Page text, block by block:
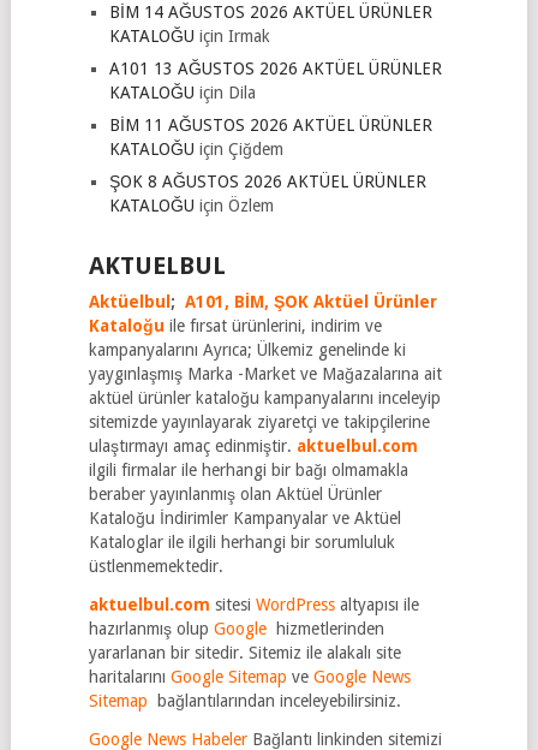
BİM 14 AĞUSTOS 2026 AKTÜEL ÜRÜNLER
KATALOĞU için Irmak
A101 13 AĞUSTOS 2026 AKTÜEL ÜRÜNLER
KATALOĞU için Dila
BİM 11 AĞUSTOS 2026 AKTÜEL ÜRÜNLER
KATALOĞU için Çiğdem
ŞOK 8 AĞUSTOS 2026 AKTÜEL ÜRÜNLER
KATALOĞU için Özlem
AKTUELBUL
Aktüelbul ; A101, BİM, ŞOK Aktüel Ürünler
Kataloğu ile fırsat ürünlerini, indirim ve
kampanyalarını Ayrıca; Ülkemiz genelinde ki
yaygınlaşmış Marka -Market ve Mağazalarına ait
aktüel ürünler kataloğu kampanyalarını inceleyip
sitemizde yayınlayarak ziyaretçi ve takipçilerine
ulaştırmayı amaç edinmiştir. aktuelbul.com
ilgili firmalar ile herhangi bir bağı olmamakla
beraber yayınlanmış olan Aktüel Ürünler
Kataloğu İndirimler Kampanyalar ve Aktüel
Kataloglar ile ilgili herhangi bir sorumluluk
üstlenmemektedir.
aktuelbul.com sitesi WordPressaltyapısı ile
hazırlanmış olup Googlehizmetlerinden
yararlanan bir sitedir. Sitemiz ile alakalı site
haritalarını Google Sitemap ve Google News
Sitemap
bağlantılarından inceleyebilirsiniz.
Google News Habeler Bağlantı linkinden sitemizi